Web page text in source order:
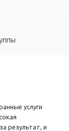
услуги
результат, и